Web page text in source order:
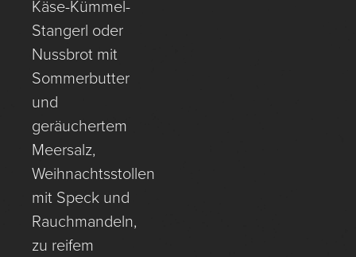
Käse-Kümmel-
Stangerl oder
Nussbrot mit
Sommerbutter
und
geräuchertem
Meersalz,
Weihnachtsstollen
mit Speck und
Rauchmandeln,
zu reifem